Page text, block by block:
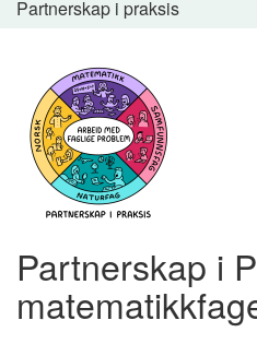
Navigasjonssti
Partnerskap i praksis
Partnerskap i